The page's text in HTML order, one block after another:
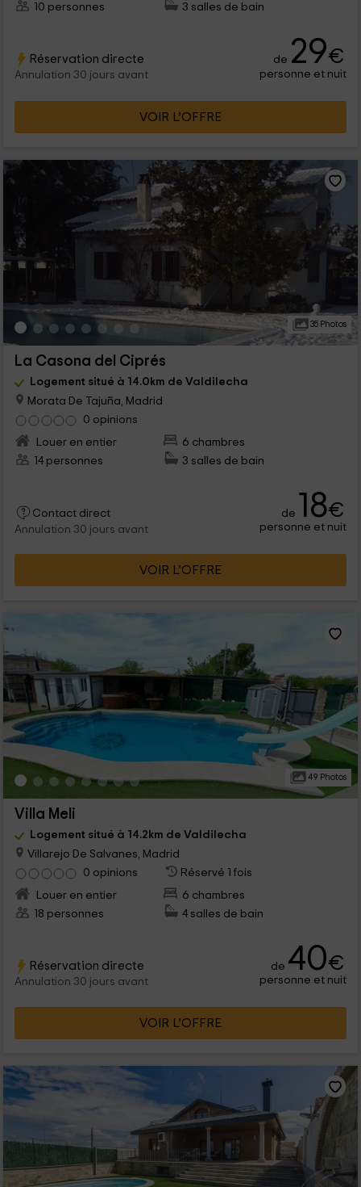
10 personnes
3 salles de bain
Réservation directe
Annulation 30 jours avant
de 29€
personne et nuit
VOIR L’OFFRE
35 Photos
La Casona del Ciprés
Logement situé à 14.0km de Valdilecha
Morata De Tajuña, Madrid
0 opinions
Louer en entier
6 chambres
14 personnes
3 salles de bain
Contact direct
Annulation 30 jours avant
de 18€
personne et nuit
VOIR L’OFFRE
49 Photos
Villa Meli
Logement situé à 14.2km de Valdilecha
Villarejo De Salvanes, Madrid
0 opinions
Réservé 1 fois
Louer en entier
6 chambres
18 personnes
4 salles de bain
Réservation directe
Annulation 30 jours avant
de 40€
personne et nuit
VOIR L’OFFRE